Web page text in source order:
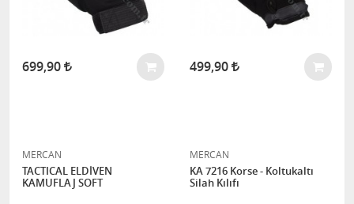
699,90 499,90
MERCAN
TACTICAL ELDİVEN
KAMUFLAJ SOFT
MERCAN
KA 7216 Korse - Koltukaltı
Silah Kılıfı